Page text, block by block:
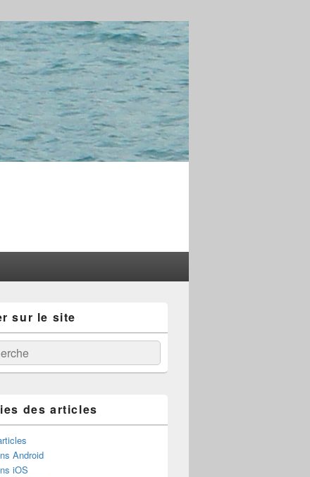
sur le site
des articles
Android
iOS